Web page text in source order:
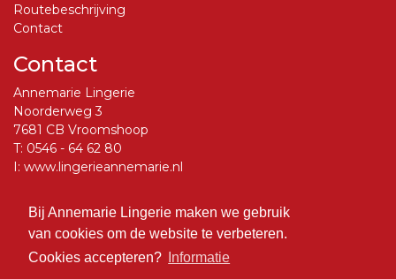
Bij Annemarie Lingerie maken we gebruik
van cookies om de website te verbeteren.
Cookies accepteren?
Informatie
Routebeschrijving
Contact
Contact
Annemarie Lingerie
Noorderweg 3
7681 CB Vroomshoop
T: 0546 - 64 62 80
I: www.lingerieannemarie.nl
Social Media
Volg ons op Facebook